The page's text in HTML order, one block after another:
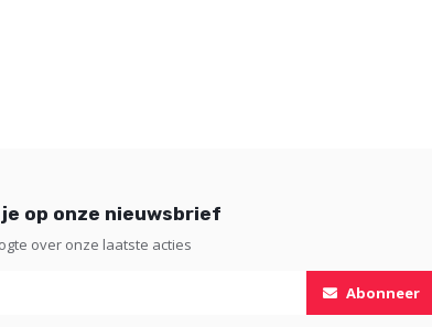
op onze nieuwsbrief
over onze laatste acties
Abonneer